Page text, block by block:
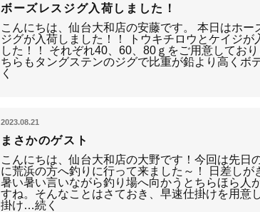
ボーズレスジグ入荷しました！
こんにちは、仙台大和店の安藤です。 本日はホー
ジグが入荷しました！！ トウキチロウとケイジが
した！！ それぞれ40、60、80ｇをご用意してお
ちらもタングステンのジグで比重が鉛より高くボ
く
2023.08.21
まさかのゲスト
こんにちは、仙台大和店の大野です！今回は先日
に荒浜の方へ釣りに行って来ました～！ 日差しが
暑い暑い言いながら釣り場へ向かうとちらほら人
すね。そんなことはさておき、早速仕掛けを用意
掛け…続く